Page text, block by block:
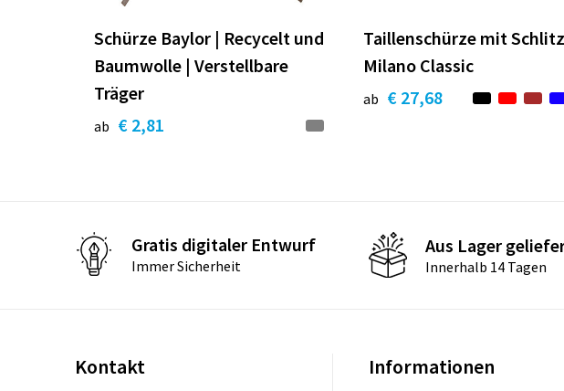
Schürze Baylor | Recycelt und
Baumwolle | Verstellbare
Träger
ab € 2,81
Taillenschürze mit Schlitz
Milano Classic
ab € 27,68
Gratis digitaler Entwurf
Immer Sicherheit
Aus Lager
Innerhalb 14 Tagen
Kontakt Informationen